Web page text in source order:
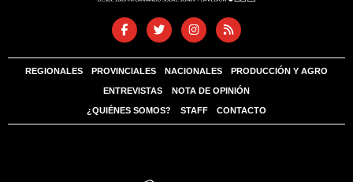
REGIONALES PROVINCIALES NACIONALES PRODUCCIÓN Y AGRO
ENTREVISTAS NOTA DE OPINIÓN
¿QUIÉNES SOMOS? STAFF CONTACTO